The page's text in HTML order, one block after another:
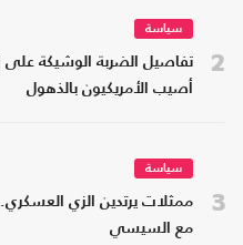
2
سياسة
تفاصيل الضربة الوشيكة على
أصيب الأمريكيون بالذهول
3
سياسة
ممثلات يرتدين الزي
مع السيسي